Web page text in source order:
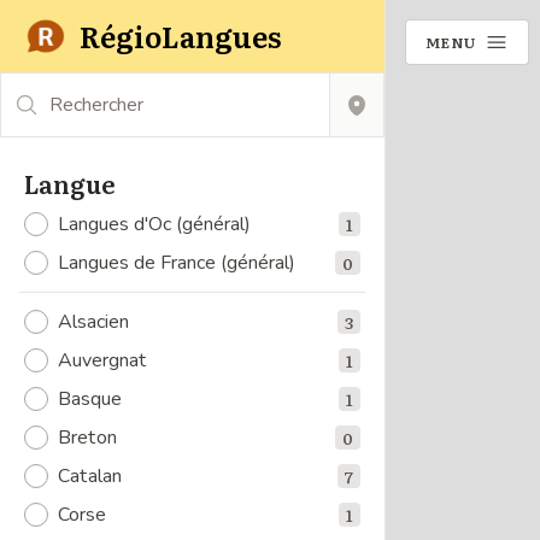
RégioLangues
Langue
Langues d'Oc (général) 1
Langues de France (général) 0
Alsacien 3
Auvergnat 1
Basque 1
Breton 0
Catalan 7
Corse 1
MENU